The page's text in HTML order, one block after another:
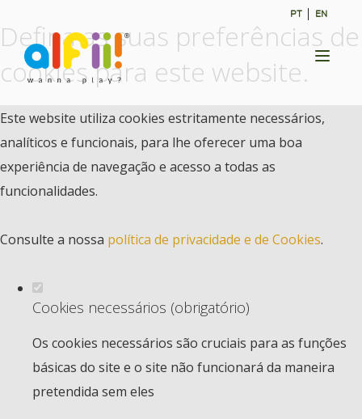
Defina as suas preferências de
cookies para este website.
Este website utiliza cookies estritamente necessários,
analíticos e funcionais, para lhe oferecer uma boa
experiência de navegação e acesso a todas as
funcionalidades.
Consulte a nossa política de privacidade e de Cookies.
Cookies necessários (obrigatório)
Os cookies necessários são cruciais para as funções
básicas do site e o site não funcionará da maneira
pretendida sem eles
PT EN